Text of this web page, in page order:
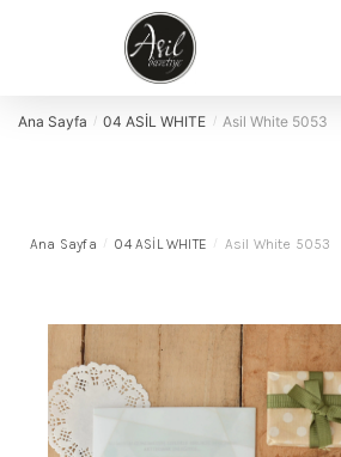
Ana Sayfa / 04 ASİL WHITE / Asil White 5053
Ana Sayfa / 04 ASİL WHITE / Asil White 5053